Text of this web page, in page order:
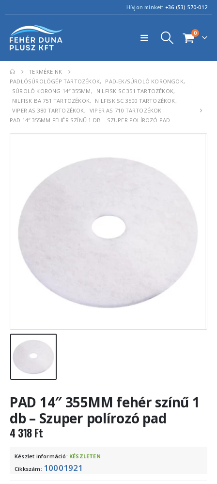
Hívjon minket: +36 (53) 570-012
0
TERMÉKEINK
PADLÓSÚROLÓGÉP TARTOZÉKOK, PAD-EK/SÚROLÓ KORONGOK,
SÚROLÓ KORONG 14″ 355MM , NILFISK SC 351 TARTOZÉKOK,
NILFISK BA 751 TARTOZÉKOK, NILFISK SC 3500 TARTOZÉKOK,
VIPER AS 380 TARTOZÉKOK,
VIPER AS 710 TARTOZÉKOK
PAD 14″ 355MM FEHÉR SZÍNŰ 1 DB – SZUPER POLÍROZÓ PAD
PAD 14″ 355MM fehér színű 1
db – Szuper polírozó pad
4 318Ft
Készlet információ: KÉSZLETEN
Cikkszám: 10001921